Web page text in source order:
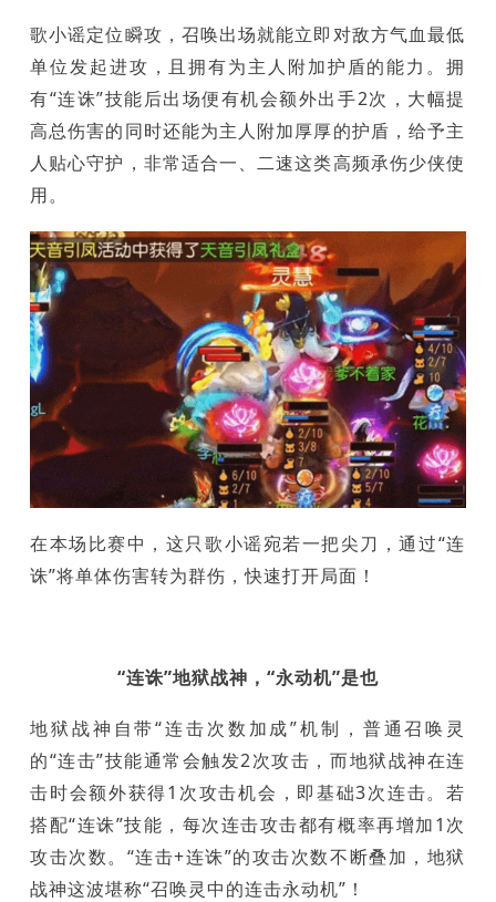
歌小谣定位瞬攻，召唤出场就能立即对敌方气血最低
单位发起进攻，且拥有为主人附加护盾的能力。拥
有“连诛”技能后出场便有机会额外出手2次，大幅提
高总伤害的同时还能为主人附加厚厚的护盾，给予主
人贴心守护，非常适合一、二速这类高频承伤少侠使
用。
在本场比赛中，这只歌小谣宛若一把尖刀，通过“连
诛”将单体伤害转为群伤，快速打开局面！
“连诛”地狱战神，“永动机”是也
地狱战神自带“连击次数加成”机制，普通召唤灵
的“连击”技能通常会触发2次攻击，而地狱战神在连
击时会额外获得1次攻击机会，即基础3次连击。若
搭配“连诛”技能，每次连击攻击都有概率再增加1次
攻击次数。“连击+连诛”的攻击次数不断叠加，地狱
战神这波堪称“召唤灵中的连击永动机”！